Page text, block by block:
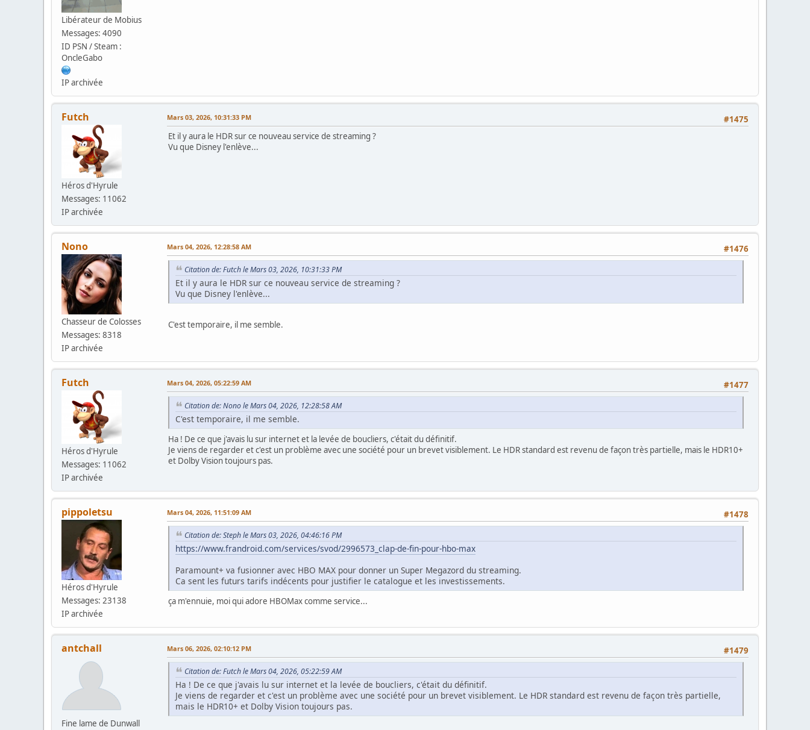
Libérateur de Mobius
Messages: 4090
ID PSN / Steam :
OncleGabo
IP archivée
Futch
Héros d'Hyrule
Messages: 11062
IP archivée
#1475
Mars 03, 2026, 10:31:33 PM
Et il y aura le HDR sur ce nouveau service de streaming ?
Vu que Disney l'enlève...
Nono
Chasseur de Colosses
Messages: 8318
IP archivée
#1476
Mars 04, 2026, 12:28:58 AM
Citation de: Futch le Mars 03, 2026, 10:31:33 PM
Et il y aura le HDR sur ce nouveau service de streaming ?
Vu que Disney l'enlève...
C'est temporaire, il me semble.
Futch
Héros d'Hyrule
Messages: 11062
IP archivée
#1477
Mars 04, 2026, 05:22:59 AM
Citation de: Nono le Mars 04, 2026, 12:28:58 AM
C'est temporaire, il me semble.
Ha ! De ce que j'avais lu sur internet et la levée de boucliers, c'était du définitif.
Je viens de regarder et c'est un problème avec une société pour un brevet visiblement. Le HDR standard est revenu de façon très partielle, mais le HDR10+
et Dolby Vision toujours pas.
pippoletsu
Héros d'Hyrule
Messages: 23138
IP archivée
#1478
Mars 04, 2026, 11:51:09 AM
Citation de: Steph le Mars 03, 2026, 04:46:16 PM
https://www.frandroid.com/services/svod/2996573_clap-de-fin-pour-hbo-max
Paramount+ va fusionner avec HBO MAX pour donner un Super Megazord du streaming.
Ca sent les futurs tarifs indécents pour justifier le catalogue et les investissements.
ça m'ennuie, moi qui adore HBOMax comme service...
antchall
Fine lame de Dunwall
#1479
Mars 06, 2026, 02:10:12 PM
Citation de: Futch le Mars 04, 2026, 05:22:59 AM
Ha ! De ce que j'avais lu sur internet et la levée de boucliers, c'était du définitif.
Je viens de regarder et c'est un problème avec une société pour un brevet visiblement. Le HDR standard est revenu de façon très partielle,
mais le HDR10+ et Dolby Vision toujours pas.